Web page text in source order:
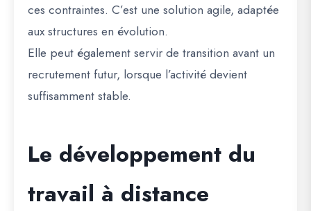
ces contraintes. C’est une solution agile, adaptée
aux structures en évolution.
Elle peut également servir de transition avant un
recrutement futur, lorsque l’activité devient
suffisamment stable.
Le développement du
travail à distance